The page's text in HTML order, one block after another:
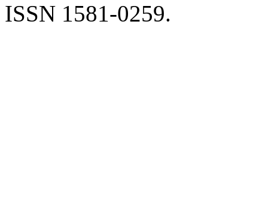
ISSN 1581-0259.